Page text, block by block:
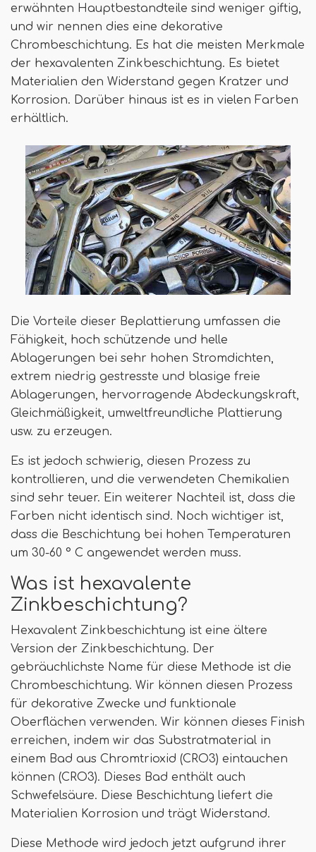
erwähnten Hauptbestandteile sind weniger giftig,
und wir nennen dies eine dekorative
Chrombeschichtung. Es hat die meisten Merkmale
der hexavalenten Zinkbeschichtung. Es bietet
Materialien den Widerstand gegen Kratzer und
Korrosion. Darüber hinaus ist es in vielen Farben
erhältlich.
Die Vorteile dieser Beplattierung umfassen die
Fähigkeit, hoch schützende und helle
Ablagerungen bei sehr hohen Stromdichten,
extrem niedrig gestresste und blasige freie
Ablagerungen, hervorragende Abdeckungskraft,
Gleichmäßigkeit, umweltfreundliche Plattierung
usw. zu erzeugen.
Es ist jedoch schwierig, diesen Prozess zu
kontrollieren, und die verwendeten Chemikalien
sind sehr teuer. Ein weiterer Nachteil ist, dass die
Farben nicht identisch sind. Noch wichtiger ist,
dass die Beschichtung bei hohen Temperaturen
um 30-60 ° C angewendet werden muss.
Was ist hexavalente
Zinkbeschichtung?
Hexavalent Zinkbeschichtung ist eine ältere
Version der Zinkbeschichtung. Der
gebräuchlichste Name für diese Methode ist die
Chrombeschichtung. Wir können diesen Prozess
für dekorative Zwecke und funktionale
Oberflächen verwenden. Wir können dieses Finish
erreichen, indem wir das Substratmaterial in
einem Bad aus Chromtrioxid (CRO3) eintauchen
können (CRO3). Dieses Bad enthält auch
Schwefelsäure. Diese Beschichtung liefert die
Materialien Korrosion und trägt Widerstand.
Diese Methode wird jedoch jetzt aufgrund ihrer